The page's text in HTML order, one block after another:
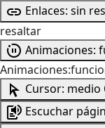
Enlaces: sin
resaltar
Animaciones:
Cursor: medio
Escuchar